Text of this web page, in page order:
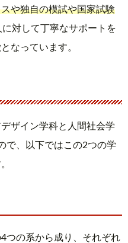
や独自の模試や国家試験
対して丁寧なサポートを
なっています。
ザイン学科と人間社会学
で、以下ではこの2つの学
つの系から成り、それぞれ